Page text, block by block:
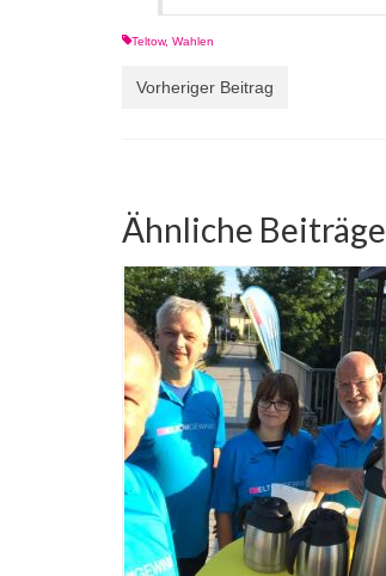
Teltow, Wahlen
Vorheriger Beitrag
Ähnliche Beiträge